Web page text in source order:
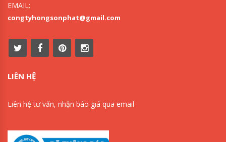
EMAIL:
congtyhongsonphat@gmail.com
LIÊN HỆ
Liên hệ tư vấn, nhận báo giá qua email